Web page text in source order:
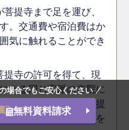
提寺まで足を運び、
。交通費や宿泊費はか
気に触れることができ
提寺の許可を得て、現
ある同じ宗派の寺院に
です。その際は、菩提
得てから近くの寺院を
場合でもご安心ください
無料資料請求